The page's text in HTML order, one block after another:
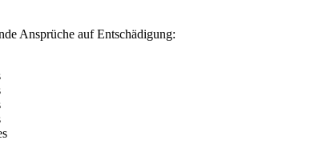
Ansprüche auf Entschädigung: